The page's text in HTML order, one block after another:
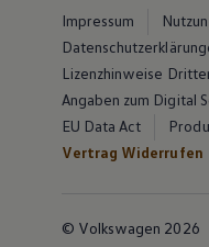
Impressum
Lizenzhinweise
Angaben zum Digital
EU Data Act
Vertrag Widerrufen
© Volkswagen 2026